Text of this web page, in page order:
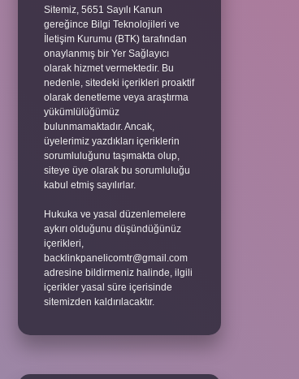
Sitemiz, 5651 Sayılı Kanun
gereğince Bilgi Teknolojileri ve
İletişim Kurumu (BTK) tarafından
onaylanmış bir Yer Sağlayıcı
olarak hizmet vermektedir. Bu
nedenle, sitedeki içerikleri proaktif
olarak denetleme veya araştırma
yükümlülüğümüz
bulunmamaktadır. Ancak,
üyelerimiz yazdıkları içeriklerin
sorumluluğunu taşımakta olup,
siteye üye olarak bu sorumluluğu
kabul etmiş sayılırlar.
Hukuka ve yasal düzenlemelere
aykırı olduğunu düşündüğünüz
içerikleri,
backlinkpanelicomtr@gmail.com
adresine bildirmeniz halinde, ilgili
içerikler yasal süre içerisinde
sitemizden kaldırılacaktır.